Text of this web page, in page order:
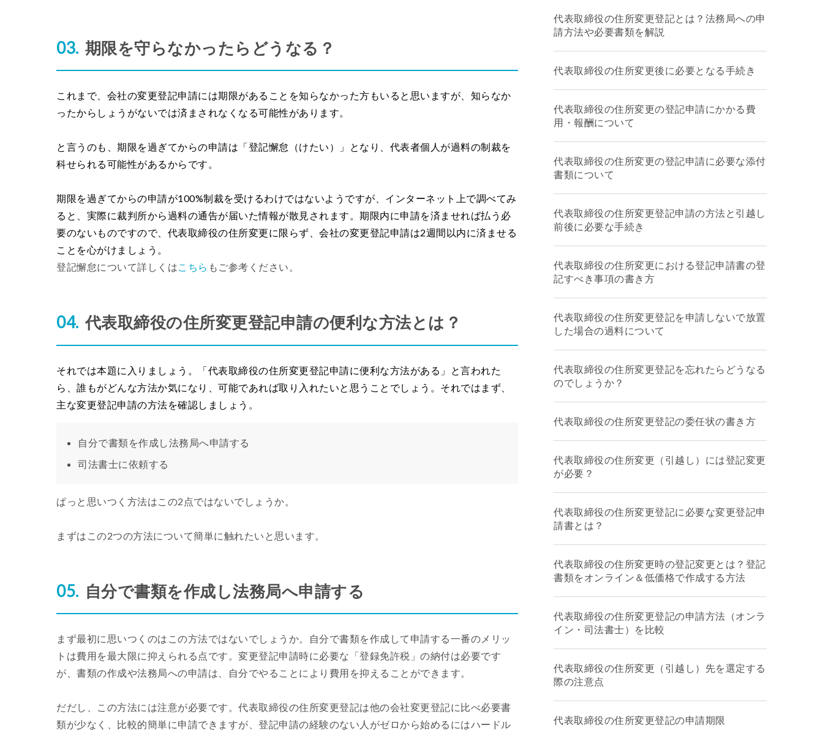
期限を守らなかったらどうなる？
これまで、会社の変更登記申請には期限があることを知らなかった方もいると思いますが、知らなか
ったからしょうがないでは済まされなくなる可能性があります。
と言うのも、期限を過ぎてからの申請は「登記懈怠（けたい）」となり、代表者個人が過料の制裁を
科せられる可能性があるからです。
期限を過ぎてからの申請が100%制裁を受けるわけではないようですが、インターネット上で調べてみ
ると、実際に裁判所から過料の通告が届いた情報が散見されます。期限内に申請を済ませれば払う必
要のないものですので、代表取締役の住所変更に限らず、会社の変更登記申請は2週間以内に済ませる
ことを心がけましょう。
登記懈怠について詳しくはこちら もご参考ください。
代表取締役の住所変更登記申請の便利な方法とは？
それでは本題に入りましょう。「代表取締役の住所変更登記申請に便利な方法がある」と言われた
ら、誰もがどんな方法か気になり、可能であれば取り入れたいと思うことでしょう。それではまず、
主な変更登記申請の方法を確認しましょう。
自分で書類を作成し法務局へ申請する
司法書士に依頼する
ぱっと思いつく方法はこの2点ではないでしょうか。
まずはこの2つの方法について簡単に触れたいと思います。
自分で書類を作成し法務局へ申請する
まず最初に思いつくのはこの方法ではないでしょうか。自分で書類を作成して申請する一番のメリッ
トは費用を最大限に抑えられる点です。変更登記申請時に必要な「登録免許税」の納付は必要です
が、書類の作成や法務局への申請は、自分でやることにより費用を抑えることができます。
だだし、この方法には注意が必要です。代表取締役の住所変更登記は他の会社変更登記に比べ必要書
類が少なく、比較的簡単に申請できますが、登記申請の経験のない人がゼロから始めるにはハードル
代表取締役の住所変更登記とは？法務局への申
請方法や必要書類を解説
代表取締役の住所変更後に必要となる手続き
代表取締役の住所変更の登記申請にかかる費
用・報酬について
代表取締役の住所変更の登記申請に必要な添付
書類について
代表取締役の住所変更登記申請の方法と引越し
前後に必要な手続き
代表取締役の住所変更における登記申請書の登
記すべき事項の書き方
代表取締役の住所変更登記を申請しないで放置
した場合の過料について
代表取締役の住所変更登記を忘れたらどうなる
のでしょうか？
代表取締役の住所変更登記の委任状の書き方
代表取締役の住所変更（引越し）には登記変更
が必要？
代表取締役の住所変更登記に必要な変更登記申
請書とは？
代表取締役の住所変更時の登記変更とは？登記
書類をオンライン＆低価格で作成する方法
代表取締役の住所変更登記の申請方法（オンラ
イン・司法書士）を比較
代表取締役の住所変更（引越し）先を選定する
際の注意点
代表取締役の住所変更登記の申請期限